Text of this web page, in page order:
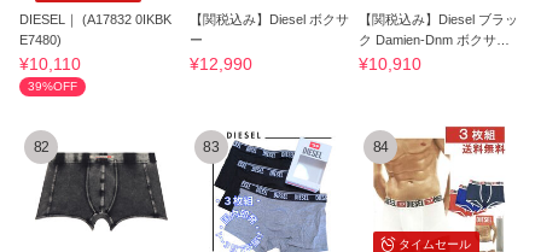
DIESEL｜ (A17832 0IKBK
E7480)
¥10,110
39%OFF
【関税込み】Diesel ボクサ
ー
¥12,990
【関税込み】Diesel ブラッ
ク Damien-Dnm ボクサー
ブリーフ
¥10,910
82 83
タイムセール
84